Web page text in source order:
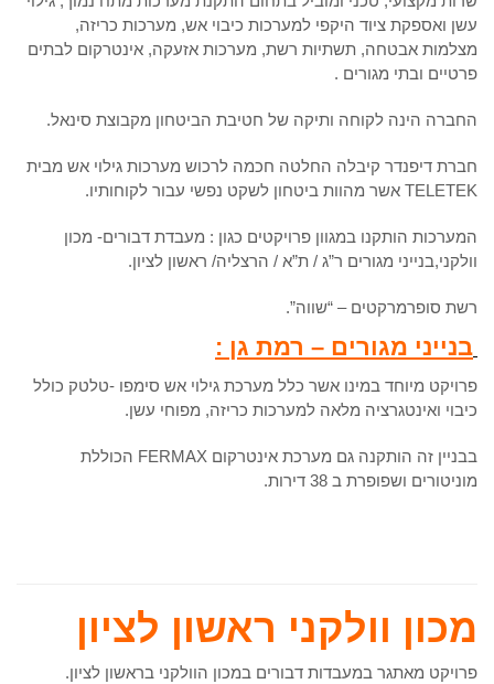
עשן ואספקת ציוד היקפי למערכות כיבוי אש, מערכות כריזה,
מצלמות אבטחה, תשתיות רשת, מערכות אזעקה, אינטרקום לבתים
פרטיים ובתי מגורים .
החברה הינה לקוחה ותיקה של חטיבת הביטחון מקבוצת סינאל.
חברת דיפנדר קיבלה החלטה חכמה לרכוש מערכות גילוי אש מבית
TELETEK אשר מהוות ביטחון לשקט נפשי עבור לקוחותיו.
המערכות הותקנו במגוון פרויקטים כגון : מעבדת דבורים- מכון
וולקני,בנייני מגורים ר”ג / ת”א / הרצליה/ ראשון לציון.
רשת סופרמרקטים – “שווה”.
בנייני מגורים – רמת גן :
פרויקט מיוחד במינו אשר כלל מערכת גילוי אש סימפו -טלטק כולל
כיבוי ואינטגרציה מלאה למערכות כריזה, מפוחי עשן.
בבניין זה הותקנה גם מערכת אינטרקום FERMAX הכוללת
מוניטורים ושפופרת ב 38 דירות.
מכון וולקני ראשון לציון
פרויקט מאתגר במעבדות דבורים במכון הוולקני בראשון לציון.